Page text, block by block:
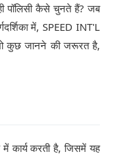
पॉलिसी कैसे चुनते हैं? जब
में, SPEED INT'L
कुछ जानने की जरूरत है,
कार्य करती है, जिसमें यह